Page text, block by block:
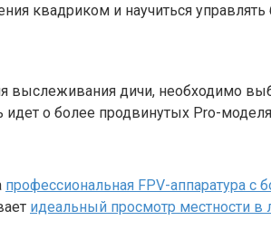
квадриком и научиться управлять
выслеживания дичи, необходимо
о более продвинутых Pro-
профессиональная FPV-аппаратура
идеальный просмотр местности в